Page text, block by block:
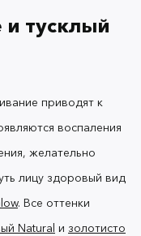
тусклый
приводят к
воспаления
желательно
лицу здоровый вид
. Все оттенки
Natural и золотисто